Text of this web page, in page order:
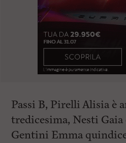
Passi B, Pirelli Alisia è
tredicesima, Nesti
Gentini Emma